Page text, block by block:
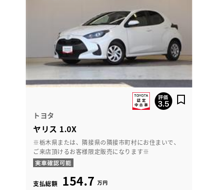
トヨタ
ヤリス 1.0X
※栃木県または、隣接県の隣接市町村にお住まいで、
ご来店頂けるお客様限定販売になります※
支払総額 154.7 万円